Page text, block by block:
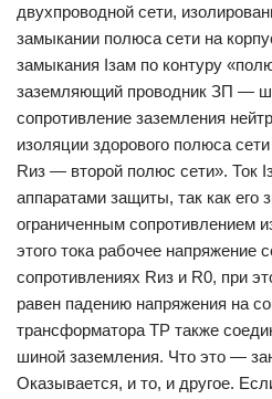
двухпроводной сети,
замыкании полюса сети на
замыкания Iзам по контуру
заземляющий проводник ЗП —
сопротивление заземления
изоляции здорового полюса сети
Rиз — второй полюс сети». Ток
аппаратами защиты, так как его
ограниченным сопротивлением
этого тока рабочее напряжение
сопротивлениях Rиз и R0, при
равен падению напряжения на
трансформатора ТР также
шиной заземления. Что это —
Оказывается, и то, и другое.